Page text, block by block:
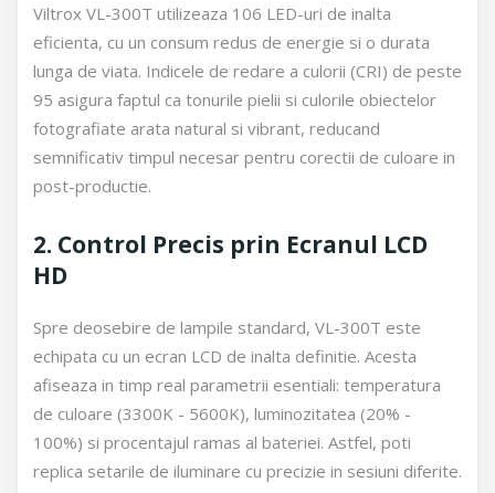
Viltrox VL-300T utilizeaza 106 LED-uri de inalta
eficienta, cu un consum redus de energie si o durata
lunga de viata. Indicele de redare a culorii (CRI) de peste
95 asigura faptul ca tonurile pielii si culorile obiectelor
fotografiate arata natural si vibrant, reducand
semnificativ timpul necesar pentru corectii de culoare in
post-productie.
2. Control Precis prin Ecranul LCD
HD
Spre deosebire de lampile standard, VL-300T este
echipata cu un ecran LCD de inalta definitie. Acesta
afiseaza in timp real parametrii esentiali: temperatura
de culoare (3300K - 5600K), luminozitatea (20% -
100%) si procentajul ramas al bateriei. Astfel, poti
replica setarile de iluminare cu precizie in sesiuni diferite.